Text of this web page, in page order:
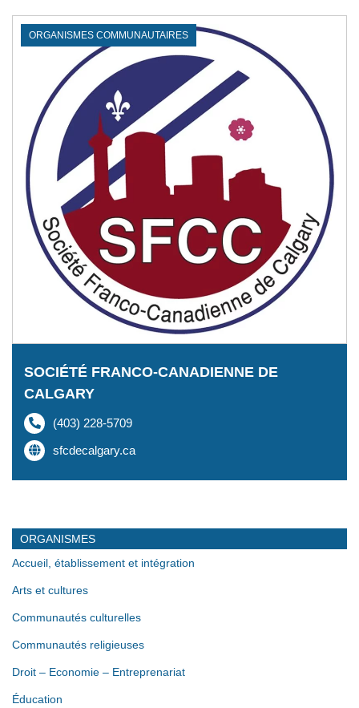
ORGANISMES COMMUNAUTAIRES
SOCIÉTÉ FRANCO-CANADIENNE DE
CALGARY
(403) 228-5709
sfcdecalgary.ca
ORGANISMES
Accueil, établissement et intégration
Arts et cultures
Communautés culturelles
Communautés religieuses
Droit – Economie – Entreprenariat
Éducation